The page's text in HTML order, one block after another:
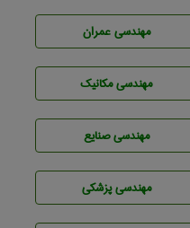
مهندسی عمران
مهندسی مکانیک
مهندسی صنايع
مهندسی پزشکی